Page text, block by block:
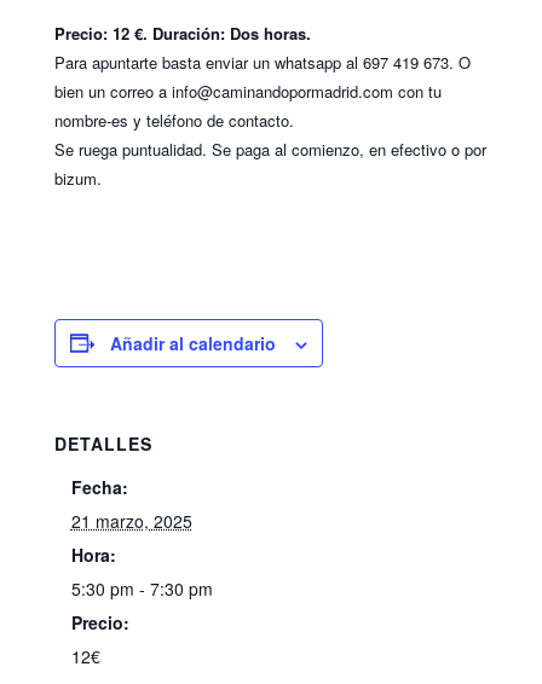
Precio: 12 €. Duración: Dos horas.
Para apuntarte basta enviar un whatsapp al 697 419 673. O
bien un correo a info@caminandopormadrid.com con tu
nombre-es y teléfono de contacto.
Se ruega puntualidad. Se paga al comienzo, en efectivo o por
bizum.
Añadir al calendario
DETALLES
Fecha:
21 marzo, 2025
Hora:
5:30 pm - 7:30 pm
Precio:
12€